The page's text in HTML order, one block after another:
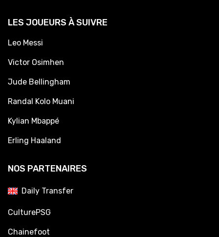
LES JOUEURS À SUIVRE
Leo Messi
Victor Osimhen
Jude Bellingham
Randal Kolo Muani
Kylian Mbappé
Erling Haaland
NOS PARTENAIRES
Daily Transfer
CulturePSG
Chainefoot